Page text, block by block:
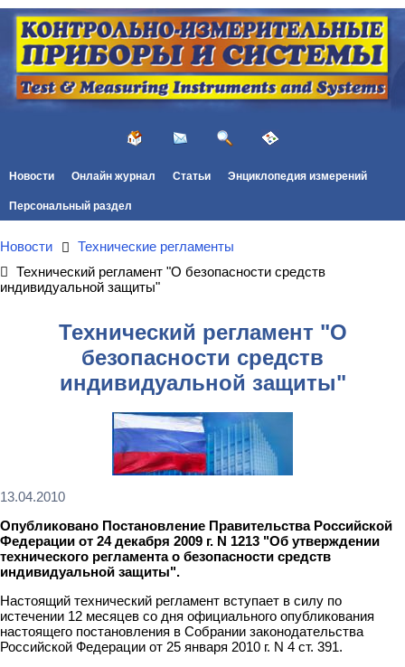
Новости Онлайн журнал Статьи Энциклопедия измерений
Персональный раздел
Новости
Технические регламенты
Технический регламент "О безопасности средств
индивидуальной защиты"
Технический регламент "О
безопасности средств
индивидуальной защиты"
13.04.2010
Опубликовано Постановление Правительства Российской
Федерации от 24 декабря 2009 г. N 1213 "Об утверждении
технического регламента о безопасности средств
индивидуальной защиты".
Настоящий технический регламент вступает в силу по
истечении 12 месяцев со дня официального опубликования
настоящего постановления в Собрании законодательства
Российской Федерации от 25 января 2010 г. N 4 ст. 391.